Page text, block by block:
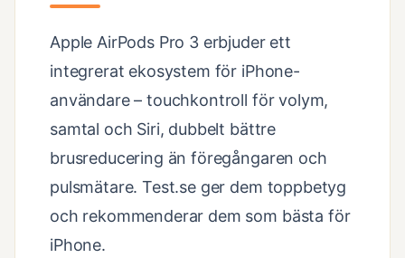
Apple AirPods Pro 3 erbjuder ett
integrerat ekosystem för iPhone-
användare – touchkontroll för volym,
samtal och Siri, dubbelt bättre
brusreducering än föregångaren och
pulsmätare. Test.se ger dem toppbetyg
och rekommenderar dem som bästa för
iPhone.